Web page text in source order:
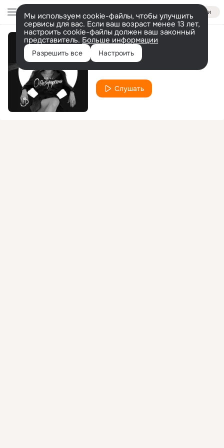
Войти
Мы используем cookie-файлы, чтобы улучшить
сервисы для вас. Если ваш возраст менее 13 лет,
настроить cookie-файлы должен ваш законный
представитель. Больше информации
Разрешить все Настроить
Обезоружена
Слушать